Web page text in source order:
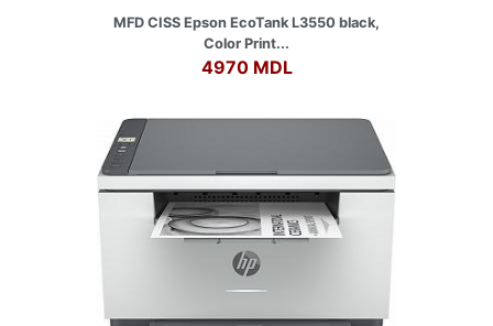
MFD CISS Epson EcoTank L3550 black,
Color Print...
4970 MDL